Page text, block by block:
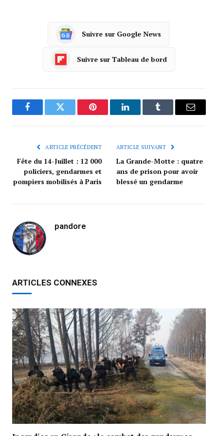
Suivre sur Google News
Suivre sur Tableau de bord
FacebookTwitter Pinterest LinkedInTumblr
ARTICLE PRÉCÉDENT
Fête du 14-Juillet : 12 000
policiers, gendarmes et
pompiers mobilisés à Paris
ARTICLE SUIVANT
La Grande-Motte : quatre
ans de prison pour avoir
blessé un gendarme
pandore
ARTICLES CONNEXES